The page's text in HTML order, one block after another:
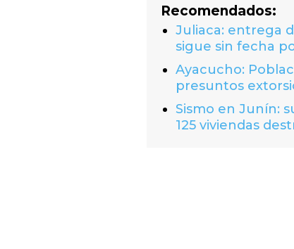
Recomendados:
Juliaca: entrega
sigue sin fecha
Ayacucho:
presuntos
Sismo en Junín:
125 viviendas